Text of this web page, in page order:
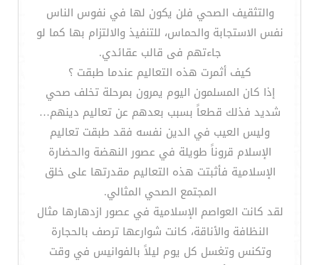
والتثقيف الصحي فلن يكون لها في نفوس الناس
نفس الاستجابة والحماس، للتنفيذ والالتزام بها كما لو
جاءتهم فى قالب عقائدي.
كيف أثمرت هذه التعاليم عندما طبقت ؟
إذا كان المسلمون اليوم يمرون بمرحلة تخلف صحي
شديد فذلك قطعاً بسبب بعدهم عن تعاليم دينهم…
وليس العيب في الدين نفسه فقد طبقت تعاليم
الإسلام قروناً طويلة في عصور النهضة والحضارة
الإسلامية فأثبتت هذه التعاليم مقدرتها على خلق
المجتمع الصحي المثالي.
لقد كانت العواصم الإسلامية في عصور ازدهارها مثال
النظافة والأناقة، كانت شوارعها ترصف بالحجارة
وتكنس وتغسل كل يوم ليلاً بالفوانيس في وقت